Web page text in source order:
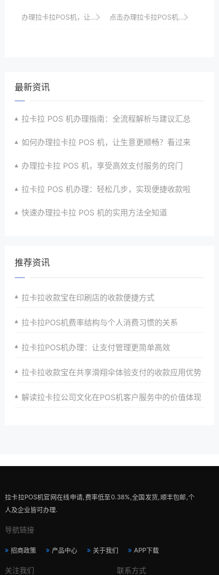
办理拉卡拉POS机，让您的支付更加高效便捷 点击办理拉卡拉POS机，享受便捷支付体验
最新资讯
拉卡拉 POS 机办理指南：全流程解析与建议汇总
如何办理拉卡拉 POS 机，让生意更顺畅？看过来
办理拉卡拉 POS 机，享受高效支付服务的窍门
拉卡拉 POS 机办理：轻松几步，实现便捷收款啦
快速办理拉卡拉 POS 机的实用方法全知道
推荐资讯
拉卡拉收款宝在印刷店的收款便捷方式
拉卡拉POS机费率结构与个人消费习惯的关系
拉卡拉POS机办理：让支付管理更简单高效
拉卡拉收款宝在共享滑翔伞体验支付的收款应用优势
解读拉卡拉公司文化在POS机客户服务中的价值体现
拉卡拉POS机官网在线申请,费率低至0.38%,全国发货,顺丰包邮,个
人及企业皆可办理.
导航链接
招商政策 产品中心 关于我们 APP下载
关注我们 联系方式